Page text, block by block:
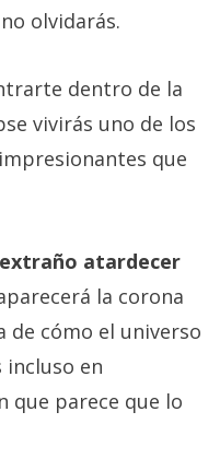
olvidarás.
dentro de la
vivirás uno de los
que
atardecer
la corona
de cómo el universo
incluso en
que parece que lo